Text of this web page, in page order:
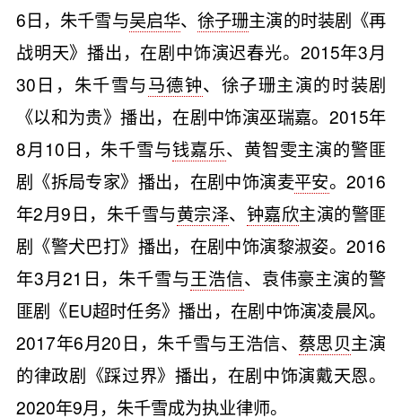
6日，朱千雪与吴启华、徐子珊主演的时装剧《再
战明天》播出，在剧中饰演迟春光。2015年3月
30日，朱千雪与马德钟、徐子珊主演的时装剧
《以和为贵》播出，在剧中饰演巫瑞嘉。2015年
8月10日，朱千雪与钱嘉乐、黄智雯主演的警匪
剧《拆局专家》播出，在剧中饰演麦平安。2016
年2月9日，朱千雪与黄宗泽、 钟嘉欣主演的警匪
剧《警犬巴打》播出，在剧中饰演黎淑姿。2016
年3月21日，朱千雪与王浩信、袁伟豪主演的警
匪剧《EU超时任务》播出，在剧中饰演凌晨风。
2017年6月20日，朱千雪与王浩信、 蔡思贝主演
的律政剧《踩过界》播出，在剧中饰演戴天恩。
2020年9月，朱千雪成为执业律师。